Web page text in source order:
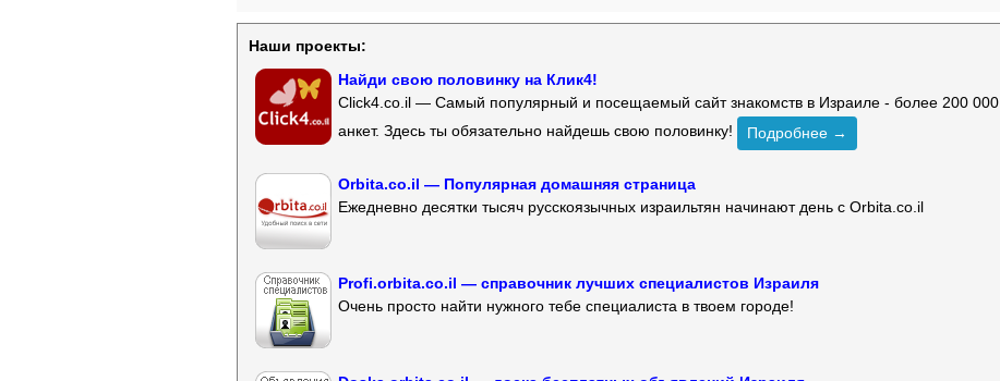
Наши проекты:
Найди свою половинку на Клик4!
Click4.co.il — Самый популярный и посещаемый сайт знакомств в Израиле - более 200 000
анкет. Здесь ты обязательно найдешь свою половинку!
Подробнее →
Orbita.co.il — Популярная домашняя страница
Ежедневно десятки тысяч русскоязычных израильтян начинают день с Orbita.co.il
Profi.orbita.co.il — справочник лучших специалистов Израиля
Очень просто найти нужного тебе специалиста в твоем городе!